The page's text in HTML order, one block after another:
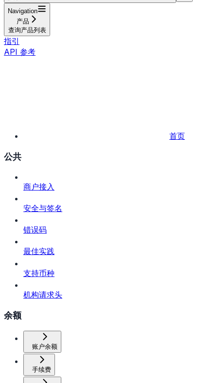
Navigation
产品
查询产品列表
指引
API 参考
首页
公共
商户接入
安全与签名
错误码
最佳实践
支持币种
机构请求头
余额
账户余额
手续费